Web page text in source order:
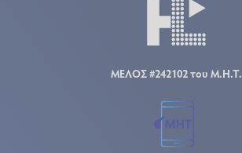
ΜΕΛΟΣ #242102 του Μ.Η.Τ.